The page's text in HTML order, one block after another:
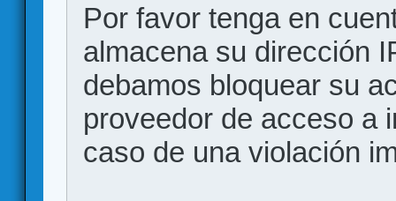
Por favor tenga en
almacena su dirección
debamos bloquear su
proveedor de acceso a
caso de una violación